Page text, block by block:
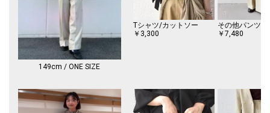
同素材でミディアム丈カーディガンのご用意もございます。
ミディアム丈カーディガン品番：226-27-0002
※モールサイトによって(ハイフン/-)抜きでの品番表記となります。
------------------------------
生地の厚み：厚手
光沢感：無
水洗い：手洗い可
149cm / ONE SIZE
Tシャツ/カットソー
￥3,300
その他パンツ
￥7,480